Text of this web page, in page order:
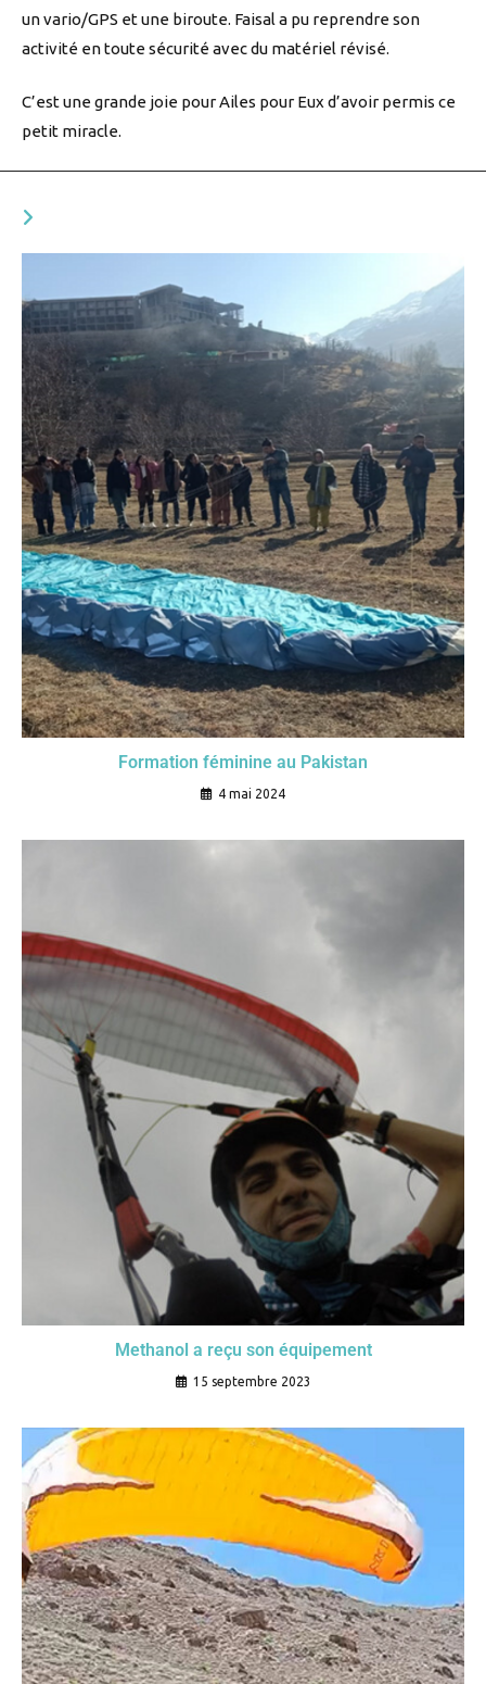
un vario/GPS et une biroute. Faisal a pu reprendre son
activité en toute sécurité avec du matériel révisé.
C’est une grande joie pour Ailes pour Eux d’avoir permis ce
petit miracle.
Formation féminine au Pakistan
4 mai 2024
Methanol a reçu son équipement
15 septembre 2023